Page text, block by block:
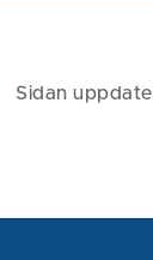
Sidan